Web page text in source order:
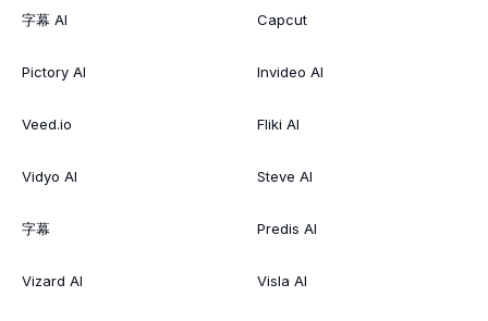
字幕 AI
Pictory AI
Veed.io
Vidyo AI
字幕
Vizard AI
Capcut
Invideo AI
Fliki AI
Steve AI
Predis AI
Visla AI